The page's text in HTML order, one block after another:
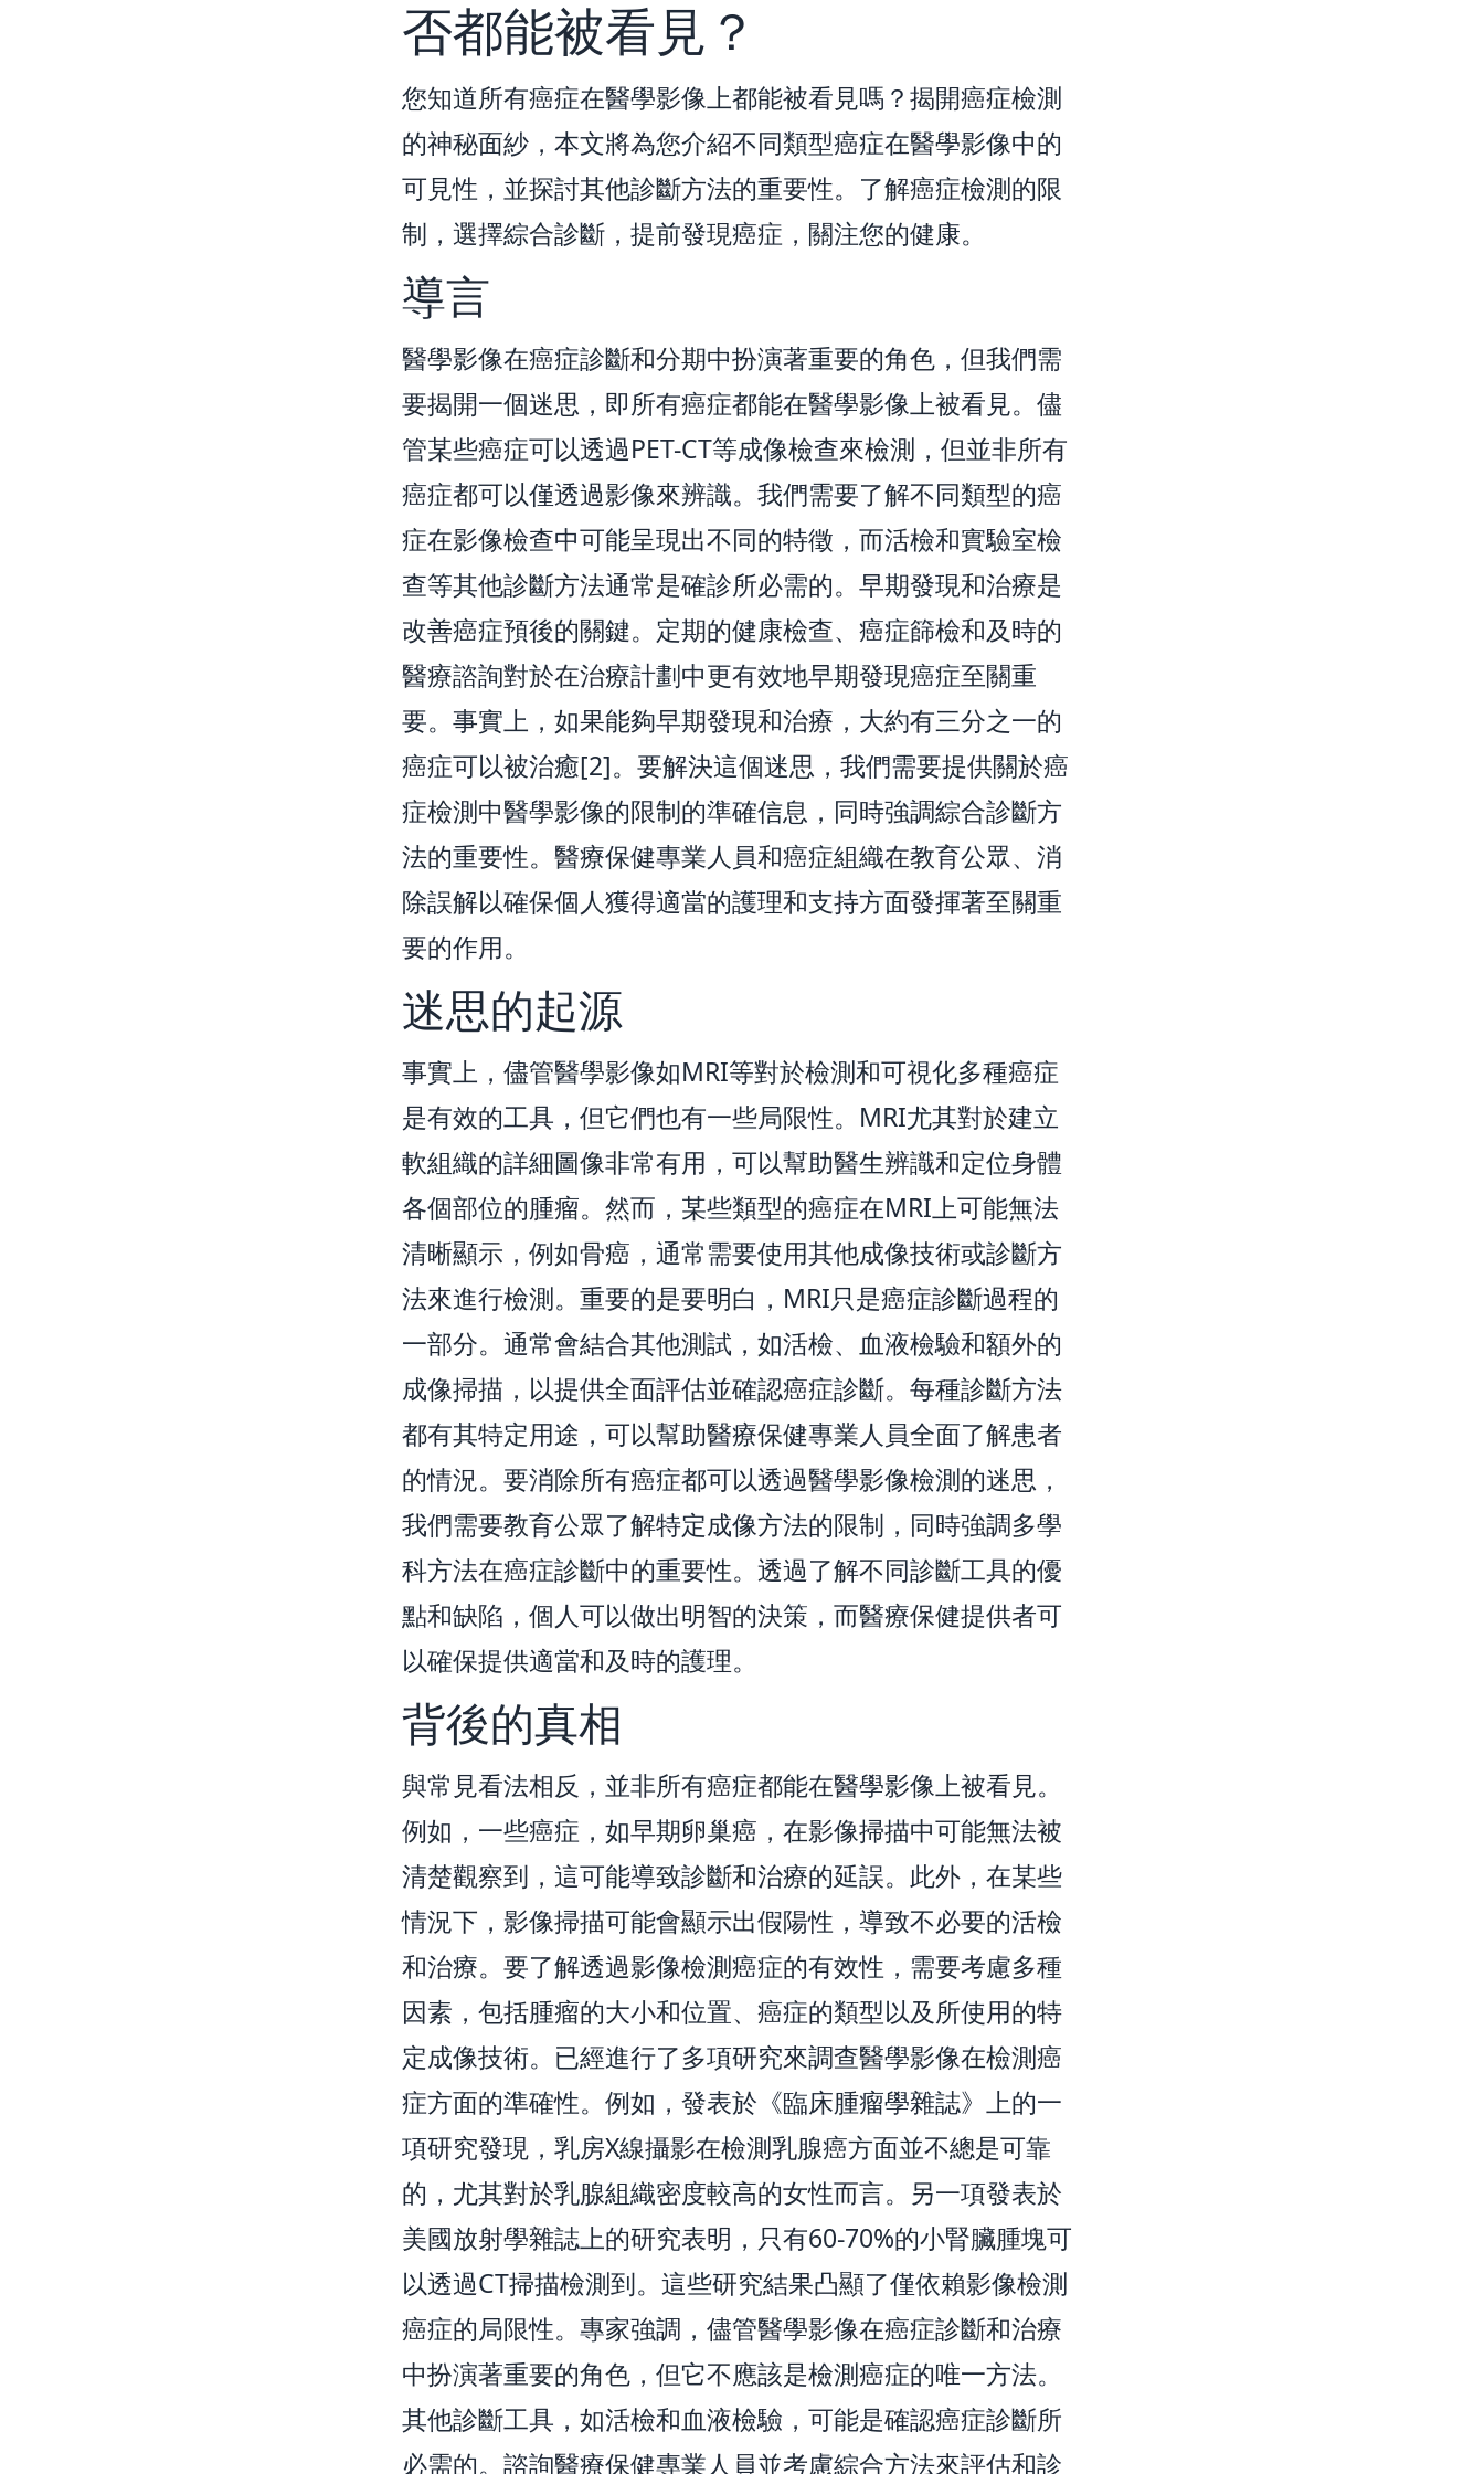
否都能被看見？
您知道所有癌症在醫學影像上都能被看見嗎？揭開癌症檢測
的神秘面紗，本文將為您介紹不同類型癌症在醫學影像中的
可見性，並探討其他診斷方法的重要性。了解癌症檢測的限
制，選擇綜合診斷，提前發現癌症，關注您的健康。
導言
醫學影像在癌症診斷和分期中扮演著重要的角色，但我們需
要揭開一個迷思，即所有癌症都能在醫學影像上被看見。儘
管某些癌症可以透過PET-CT等成像檢查來檢測，但並非所有
癌症都可以僅透過影像來辨識。我們需要了解不同類型的癌
症在影像檢查中可能呈現出不同的特徵，而活檢和實驗室檢
查等其他診斷方法通常是確診所必需的。早期發現和治療是
改善癌症預後的關鍵。定期的健康檢查、癌症篩檢和及時的
醫療諮詢對於在治療計劃中更有效地早期發現癌症至關重
要。事實上，如果能夠早期發現和治療，大約有三分之一的
癌症可以被治癒[2]。要解決這個迷思，我們需要提供關於癌
症檢測中醫學影像的限制的準確信息，同時強調綜合診斷方
法的重要性。醫療保健專業人員和癌症組織在教育公眾、消
除誤解以確保個人獲得適當的護理和支持方面發揮著至關重
要的作用。
迷思的起源
事實上，儘管醫學影像如MRI等對於檢測和可視化多種癌症
是有效的工具，但它們也有一些局限性。MRI尤其對於建立
軟組織的詳細圖像非常有用，可以幫助醫生辨識和定位身體
各個部位的腫瘤。然而，某些類型的癌症在MRI上可能無法
清晰顯示，例如骨癌，通常需要使用其他成像技術或診斷方
法來進行檢測。重要的是要明白，MRI只是癌症診斷過程的
一部分。通常會結合其他測試，如活檢、血液檢驗和額外的
成像掃描，以提供全面評估並確認癌症診斷。每種診斷方法
都有其特定用途，可以幫助醫療保健專業人員全面了解患者
的情況。要消除所有癌症都可以透過醫學影像檢測的迷思，
我們需要教育公眾了解特定成像方法的限制，同時強調多學
科方法在癌症診斷中的重要性。透過了解不同診斷工具的優
點和缺陷，個人可以做出明智的決策，而醫療保健提供者可
以確保提供適當和及時的護理。
背後的真相
與常見看法相反，並非所有癌症都能在醫學影像上被看見。
例如，一些癌症，如早期卵巢癌，在影像掃描中可能無法被
清楚觀察到，這可能導致診斷和治療的延誤。此外，在某些
情況下，影像掃描可能會顯示出假陽性，導致不必要的活檢
和治療。要了解透過影像檢測癌症的有效性，需要考慮多種
因素，包括腫瘤的大小和位置、癌症的類型以及所使用的特
定成像技術。已經進行了多項研究來調查醫學影像在檢測癌
症方面的準確性。例如，發表於《臨床腫瘤學雜誌》上的一
項研究發現，乳房X線攝影在檢測乳腺癌方面並不總是可靠
的，尤其對於乳腺組織密度較高的女性而言。另一項發表於
美國放射學雜誌上的研究表明，只有60-70%的小腎臟腫塊可
以透過CT掃描檢測到。這些研究結果凸顯了僅依賴影像檢測
癌症的局限性。專家強調，儘管醫學影像在癌症診斷和治療
中扮演著重要的角色，但它不應該是檢測癌症的唯一方法。
其他診斷工具，如活檢和血液檢驗，可能是確認癌症診斷所
必需的。諮詢醫療保健專業人員並考慮綜合方法來評估和診